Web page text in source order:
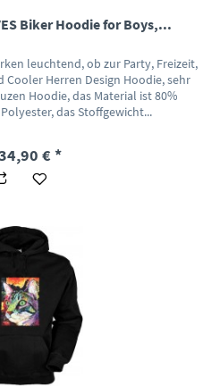
Biker Hoodie for Boys,...
leuchtend, ob zur Party, Freizeit,
Cooler Herren Design Hoodie, sehr
Hoodie, das Material ist 80%
das Stoffgewicht...
€ *